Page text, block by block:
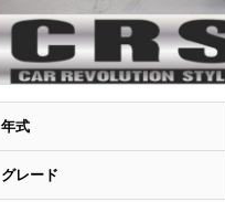
年式
グレード